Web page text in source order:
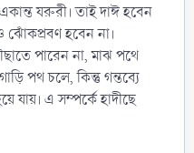
যরুরী। তাই দাঈ হবেন
ঝোঁকপ্রবণ হবেন না।
পারেন না, মাঝ পথে
পথ চলে, কিন্তু গন্তব্যে
যায়। এ সম্পর্কে হাদীছে